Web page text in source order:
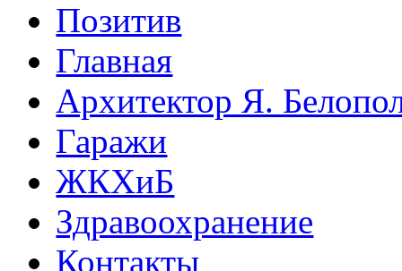
Позитив
Главная
Архитектор Я.
Гаражи
ЖКХиБ
Здравоохранение
Контакты